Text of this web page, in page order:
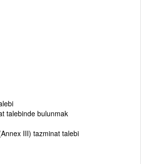
talebinde bulunmak
III) tazminat talebi